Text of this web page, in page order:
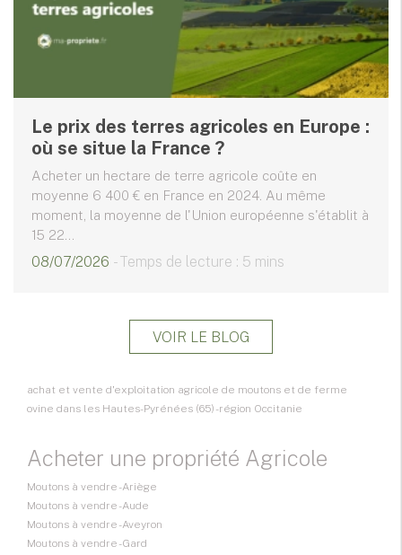
Le prix des terres agricoles en Europe :
où se situe la France ?
Acheter un hectare de terre agricole coûte en
moyenne 6 400 € en France en 2024. Au même
moment, la moyenne de l'Union européenne s'établit à
15 22...
08/07/2026 - Temps de lecture : 5 mins
VOIR LE BLOG
achat et vente d'exploitation agricole de moutons et de ferme
ovine dans les Hautes-Pyrénées (65) - région Occitanie
Acheter une propriété Agricole
Moutons à vendre - Ariège
Moutons à vendre - Aude
Moutons à vendre - Aveyron
Moutons à vendre - Gard